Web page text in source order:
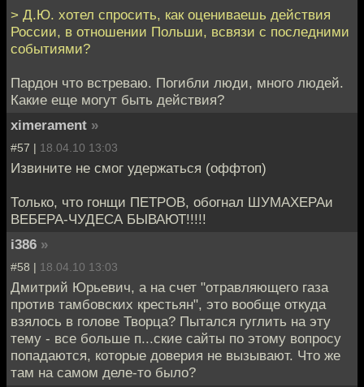
> Д.Ю. хотел спросить, как оцениваешь действия
России, в отношении Польши, всвязи с последними
событиями?
Пардон что встреваю. Погибли люди, много людей.
Какие еще могут быть действия?
ximerament »
#57 | 18.04.10 13:03
Извините не смог удержаться (оффтоп)
Только, что гонщи ПЕТРОВ, обогнал ШУМАХЕРАи
ВЕБЕРА-ЧУДЕСА БЫВАЮТ!!!!!
i386 »
#58 | 18.04.10 13:03
Дмитрий Юрьевич, а на счет "отравляющего газа
против тамбовских крестьян", это вообще откуда
взялось в голове Творца? Пытался гуглить на эту
тему - все больше п...ские сайты по этому вопросу
попадаются, которые доверия не вызывают. Что же
там на самом деле-то было?